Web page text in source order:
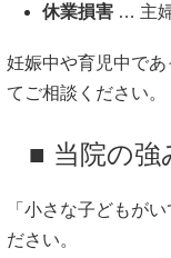
休業損害 … 主
妊娠中や育児中で
てご相談ください。
■ 当院の
「小さな子どもが
ださい。